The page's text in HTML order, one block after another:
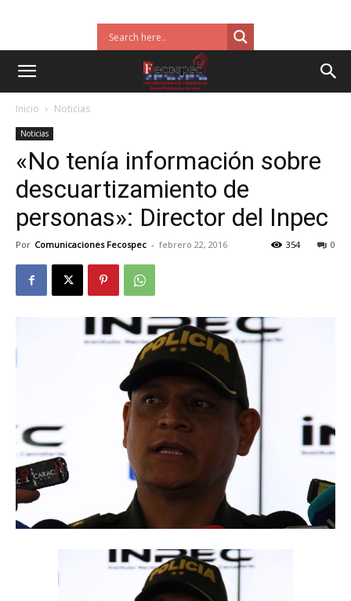
Inicio Noticias
Noticias
«No tenía información sobre
descuartizamiento de
personas»: Director del Inpec
Por Comunicaciones Fecospec - febrero 22, 2016 0
354